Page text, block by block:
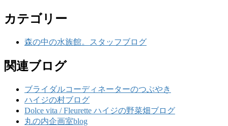
カテゴリー
森の中の水族館。スタッフブログ
関連ブログ
ブライダルコーディネーターのつぶやき
ハイジの村ブログ
Dolce vita / Fleurette ハイジの野菜畑ブログ
丸の内企画室blog